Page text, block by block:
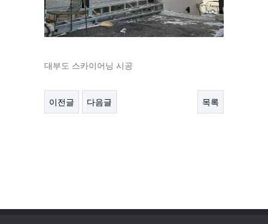
대부도 스카이어닝 시공
이전글 다음글 목록